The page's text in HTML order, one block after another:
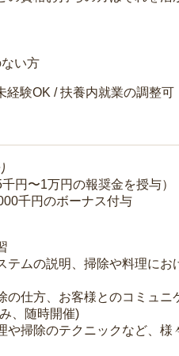
い方
経験OK / 扶養内就業の調整可
円〜1万円の報奨金を授与）
千円のボーナス付与
テムの説明、掃除や料理にお
の仕方、お客様とのコミュ
、随時開催)
や掃除のテクニックなど、